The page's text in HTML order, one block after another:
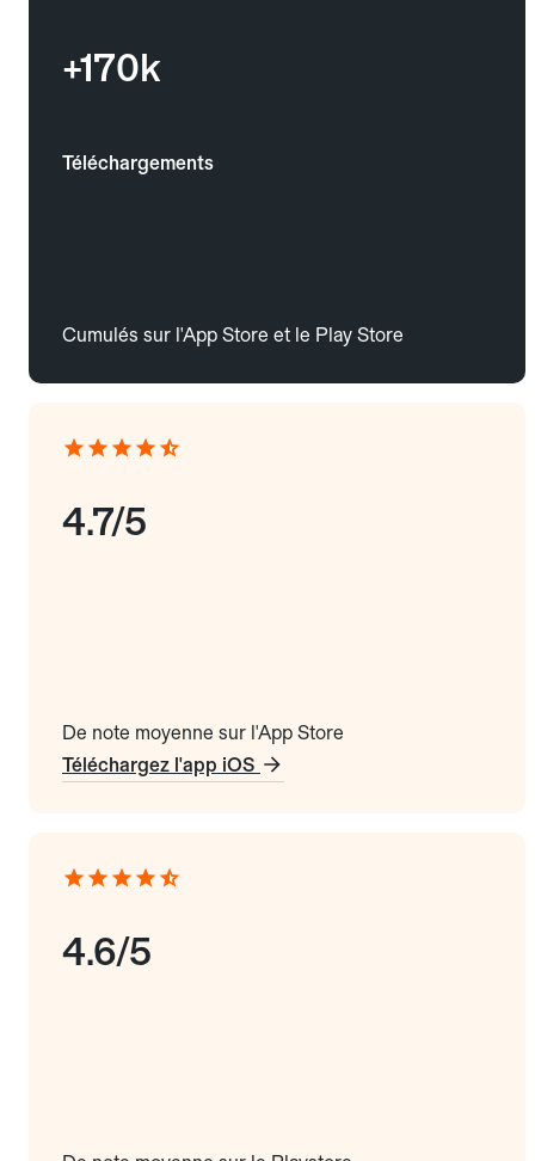
+170k
Téléchargements
Cumulés sur l'App Store et le Play Store
4.7/5
De note moyenne sur l'App Store
Téléchargez l'app iOS
4.6/5